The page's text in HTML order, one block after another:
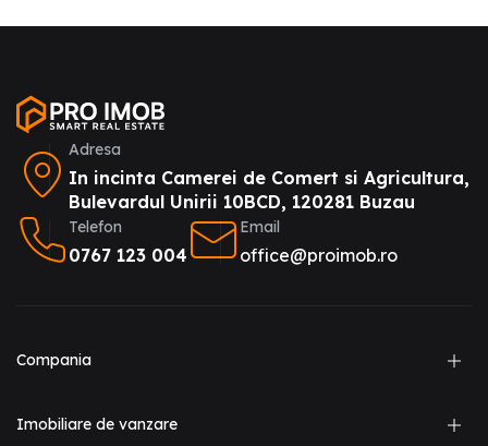
Adresa
In incinta Camerei de Comert si Agricultura,
Bulevardul Unirii 10BCD, 120281 Buzau
Telefon
0767 123 004
Email
office@proimob.ro
Compania
Imobiliare de vanzare